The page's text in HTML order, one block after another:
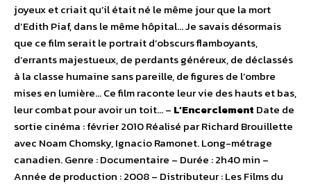
joyeux et criait qu’il était né le même jour que la mort
d’Edith Piaf, dans le même hôpital… Je savais désormais
que ce film serait le portrait d’obscurs flamboyants,
d’errants majestueux, de perdants généreux, de déclassés
à la classe humaine sans pareille, de figures de l’ombre
mises en lumière… Ce film raconte leur vie des hauts et bas,
leur combat pour avoir un toit… – L’Encerclement Date de
sortie cinéma : février 2010 Réalisé par Richard Brouillette
avec Noam Chomsky, Ignacio Ramonet. Long-métrage
canadien. Genre : Documentaire – Durée : 2h40 min –
Année de production : 2008 – Distributeur : Les Films du